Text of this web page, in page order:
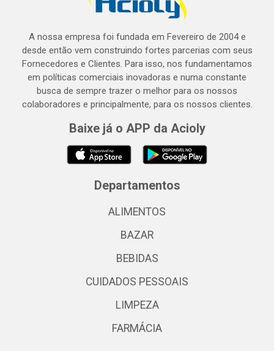
A nossa empresa foi fundada em Fevereiro de 2004 e
desde então vem construindo fortes parcerias com seus
Fornecedores e Clientes. Para isso, nos fundamentamos
em políticas comerciais inovadoras e numa constante
busca de sempre trazer o melhor para os nossos
colaboradores e principalmente, para os nossos clientes.
Baixe já o APP da Acioly
Departamentos
ALIMENTOS
BAZAR
BEBIDAS
CUIDADOS PESSOAIS
LIMPEZA
FARMÁCIA